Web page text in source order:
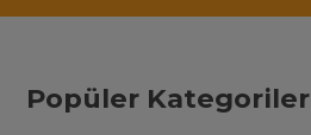
Popüler Kategoriler